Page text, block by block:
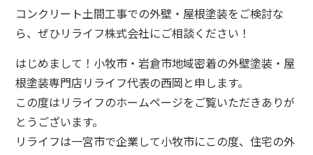
コンクリート土間工事での外壁・屋根塗装をご検討な
ら、ぜひリライフ株式会社にご相談ください！
はじめまして！小牧市・岩倉市地域密着の外壁塗装・屋
根塗装専門店リライフ代表の西岡と申します。
この度はリライフのホームページをご覧いただきありが
とうございます。
リライフは一宮市で企業して小牧市にこの度、住宅の外